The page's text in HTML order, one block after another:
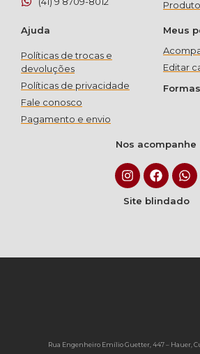
Ajuda
Políticas de trocas e
devoluções
Políticas de privacidade
Fale conosco
Pagamento e envio
Meus
Editar
Nos acompanhe
Site blindado
Rua Engenheiro Emílio Guetter, 447 – Hauer,